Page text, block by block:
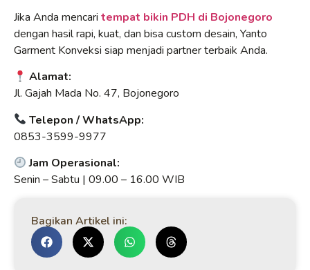
Jika Anda mencari tempat bikin PDH di Bojonegoro
dengan hasil rapi, kuat, dan bisa custom desain, Yanto
Garment Konveksi siap menjadi partner terbaik Anda.
Alamat:
Jl. Gajah Mada No. 47, Bojonegoro
Telepon / WhatsApp:
0853-3599-9977
Jam Operasional:
Senin – Sabtu | 09.00 – 16.00 WIB
Bagikan Artikel ini: